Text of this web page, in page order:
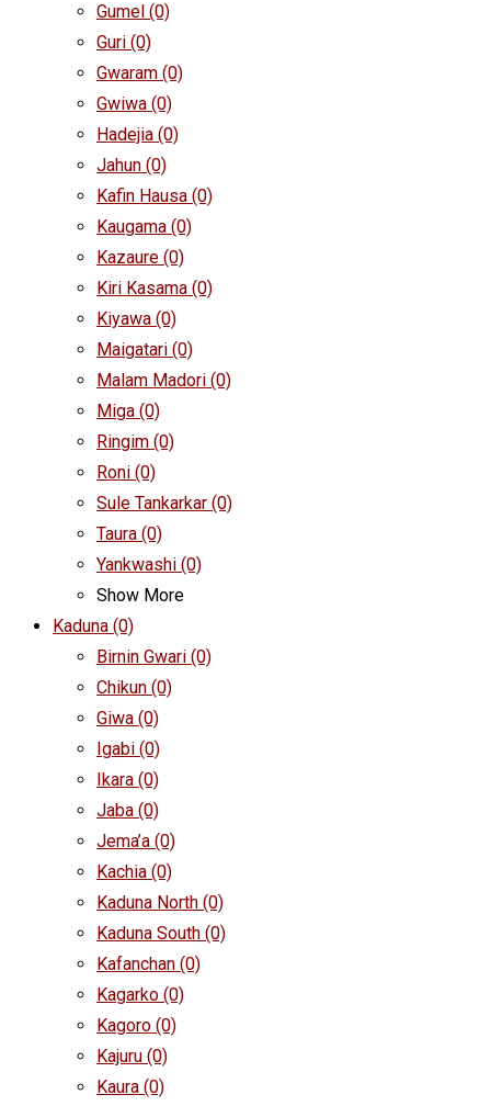
Gumel (0)
Guri (0)
Gwaram (0)
Gwiwa (0)
Hadejia (0)
Jahun (0)
Kafin Hausa (0)
Kaugama (0)
Kazaure (0)
Kiri Kasama (0)
Kiyawa (0)
Maigatari (0)
Malam Madori (0)
Miga (0)
Ringim (0)
Roni (0)
Sule Tankarkar (0)
Taura (0)
Yankwashi (0)
Show More
Kaduna (0)
Birnin Gwari (0)
Chikun (0)
Giwa (0)
Igabi (0)
Ikara (0)
Jaba (0)
Jema’a (0)
Kachia (0)
Kaduna North (0)
Kaduna South (0)
Kafanchan (0)
Kagarko (0)
Kagoro (0)
Kajuru (0)
Kaura (0)